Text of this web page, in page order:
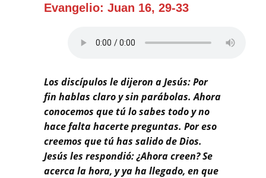
Evangelio: Juan 16, 29-33
Los discípulos le dijeron a Jesús: Por
fin hablas claro y sin parábolas. Ahora
conocemos que tú lo sabes todo y no
hace falta hacerte preguntas. Por eso
creemos que tú has salido de Dios.
Jesús les respondió: ¿Ahora creen? Se
acerca la hora, y ya ha llegado, en que